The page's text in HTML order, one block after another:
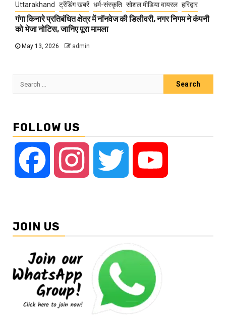
Uttarakhand ट्रेंडिंग खबरें धर्म-संस्कृति सोशल मीडिया वायरल हरिद्वार
गंगा किनारे प्रतिबंधित क्षेत्र में नॉनवेज की डिलीवरी, नगर निगम ने कंपनी
को भेजा नोटिस, जानिए पूरा मामला
May 13, 2026 admin
Search
FOLLOW US
Facebook Instagram Twitter
JOIN US